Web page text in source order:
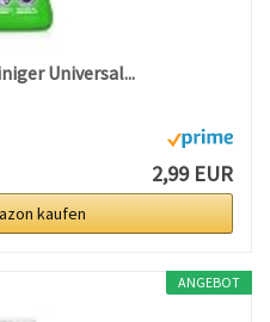
Universal...
2,99 EUR
kaufen
ANGEBOT